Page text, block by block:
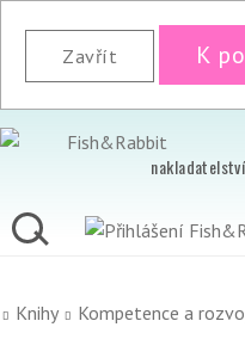
Zavřít K
Knihy Kompetence a